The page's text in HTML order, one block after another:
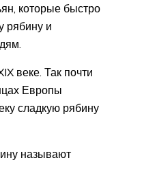
которые быстро
рябину и
веке. Так почти
Европы
сладкую рябину
называют